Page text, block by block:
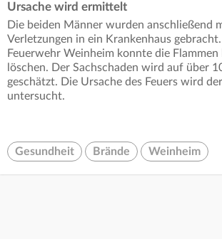
Ursache wird ermittelt
Die beiden Männer wurden anschließend
Verletzungen in ein Krankenhaus
Feuerwehr Weinheim konnte die
löschen. Der Sachschaden wird auf über
geschätzt. Die Ursache des Feuers wird
untersucht.
Gesundheit Brände Weinheim